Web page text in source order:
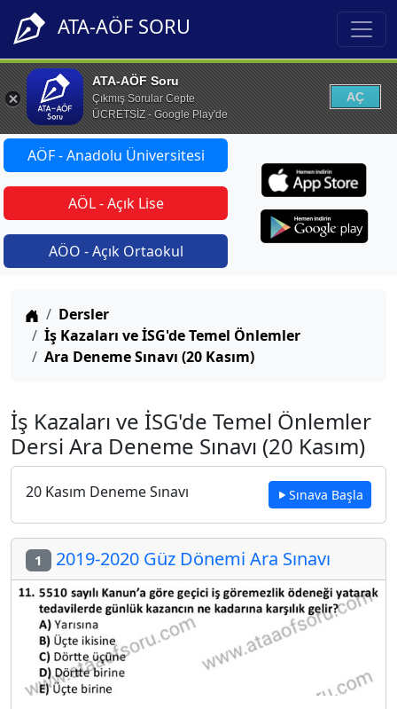
ATA-AÖF SORU
ATA-AÖF Soru
Çıkmış Sorular Cepte
ÜCRETSİZ - Google Play'de
AÇ
AÖF - Anadolu Üniversitesi
AÖL - Açık Lise
AÖO - Açık Ortaokul
Anasayfa
Dersler
İş Kazaları ve İSG'de Temel Önlemler
Ara Deneme Sınavı (20 Kasım)
İş Kazaları ve İSG'de Temel Önlemler
Dersi Ara Deneme Sınavı (20 Kasım)
20 Kasım Deneme Sınavı Sınava Başla
1 2019-2020 Güz Dönemi Ara Sınavı